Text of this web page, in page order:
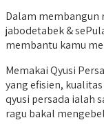
Dalam membangun
jabodetabek &
membantu kamu
Memakai Qyusi
yang efisien,
qyusi persada ialah
ragu bakal